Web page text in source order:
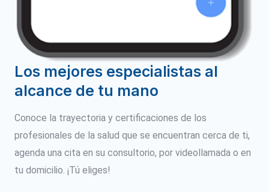
Los mejores especialistas al
alcance de tu mano
Conoce la trayectoria y certificaciones de los
profesionales de la salud que se encuentran cerca de ti,
agenda una cita en su consultorio, por videollamada o en
tu domicilio. ¡Tú eliges!